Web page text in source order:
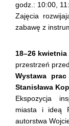
godz.: 10:00,
Zajęcia
zabawę z
18–26 kwietnia
przestrzeń
Wystawa
Stanisława
Ekspozycja
miasta i ideą
autorstwa